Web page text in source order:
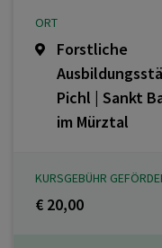
ORT
Forstliche
Pichl | Sankt
im Mürztal
KURSGEBÜHR
€ 20,00